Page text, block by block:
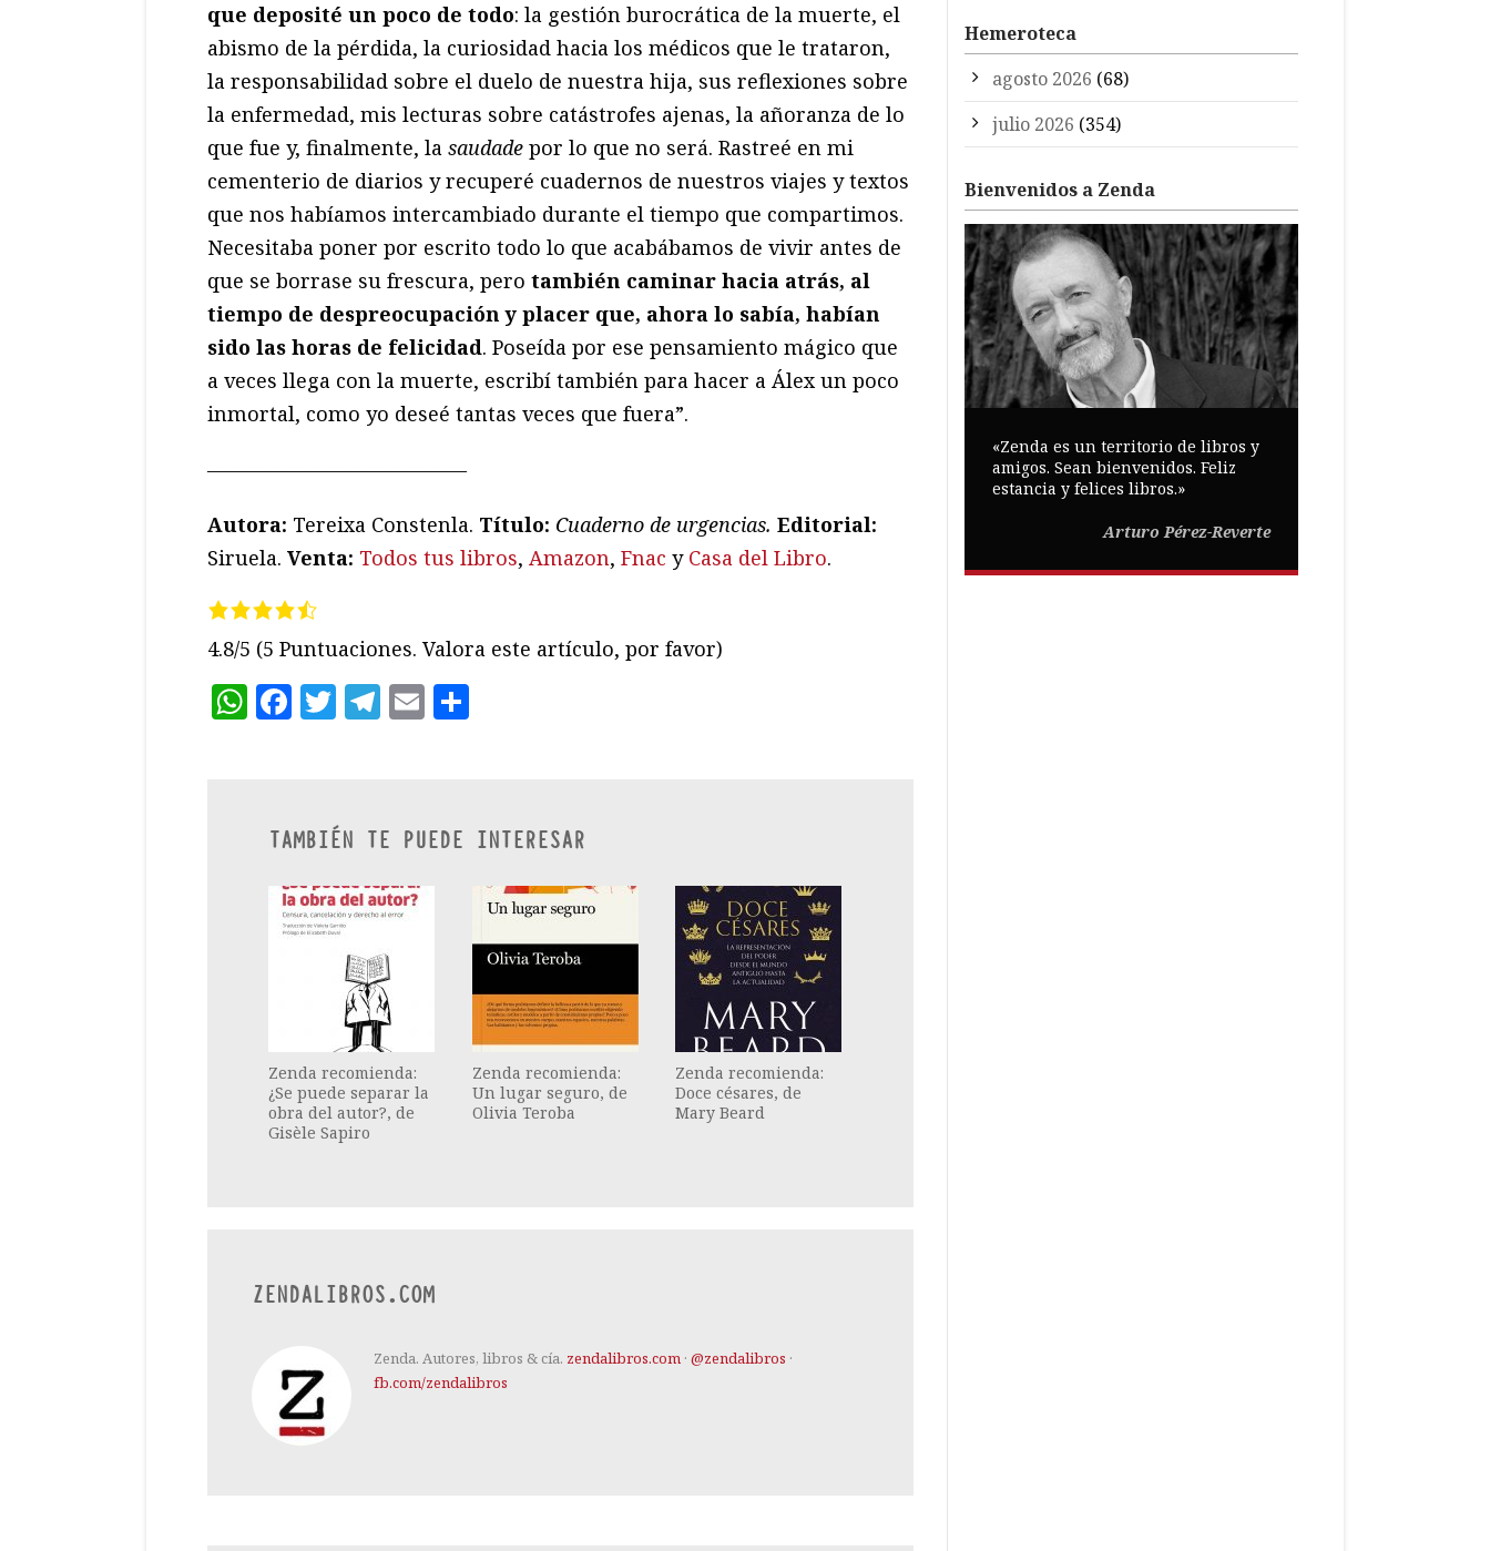
que deposité un poco de todo: la gestión burocrática de la muerte, el
abismo de la pérdida, la curiosidad hacia los médicos que le trataron,
la responsabilidad sobre el duelo de nuestra hija, sus reflexiones sobre
la enfermedad, mis lecturas sobre catástrofes ajenas, la añoranza de lo
que fue y, finalmente, la saudade por lo que no será. Rastreé en mi
cementerio de diarios y recuperé cuadernos de nuestros viajes y textos
que nos habíamos intercambiado durante el tiempo que compartimos.
Necesitaba poner por escrito todo lo que acabábamos de vivir antes de
que se borrase su frescura, pero también caminar hacia atrás, al
tiempo de despreocupación y placer que, ahora lo sabía, habían
sido las horas de felicidad. Poseída por ese pensamiento mágico que
a veces llega con la muerte, escribí también para hacer a Álex un poco
inmortal, como yo deseé tantas veces que fuera”.
—————————————
Autora: Tereixa Constenla. Título: Cuaderno de urgencias. Editorial:
Siruela. Venta: Todos tus libros, Amazon, Fnac y Casa del Libro.
4.8/5 (5 Puntuaciones. Valora este artículo, por favor)
WhatsApp
Facebook
Twitter
Telegram
Email
TAMBIÉN TE PUEDE INTERESAR
Zenda recomienda:
¿Se puede separar la
obra del autor?, de
Gisèle Sapiro
Zenda recomienda:
Un lugar seguro, de
Olivia Teroba
Zenda recomienda:
Doce césares, de
Mary Beard
ZENDALIBROS.COM
Zenda. Autores, libros & cía. zendalibros.com · @zendalibros ·
fb.com/zendalibros
Hemeroteca
agosto 2026 (68)
julio 2026 (354)
Bienvenidos a Zenda
«Zenda es un territorio de libros y
amigos. Sean bienvenidos. Feliz
estancia y felices libros.»
Arturo Pérez-Reverte